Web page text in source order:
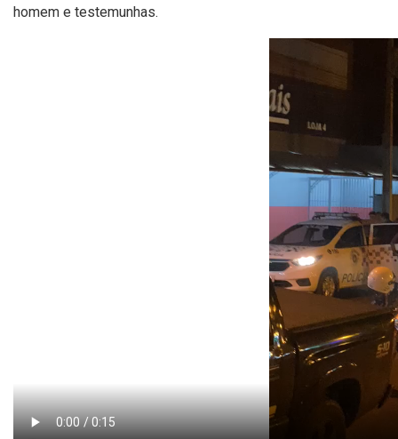
homem e testemunhas.